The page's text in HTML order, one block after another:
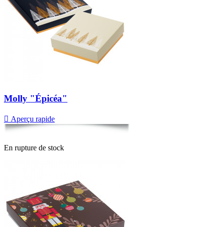
Molly "Épicéa"
 Aperçu rapide
En rupture de stock